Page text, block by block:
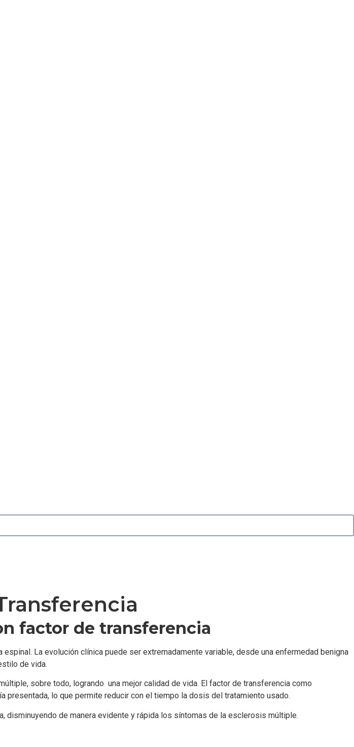
factor de transferencia
La evolución clínica puede ser extremadamente variable, desde una enfermedad benigna
de vida.
sobre todo, logrando una mejor calidad de vida. El factor de transferencia como
lo que permite reducir con el tiempo la dosis del tratamiento usado.
disminuyendo de manera evidente y rápida los síntomas de la esclerosis múltiple.